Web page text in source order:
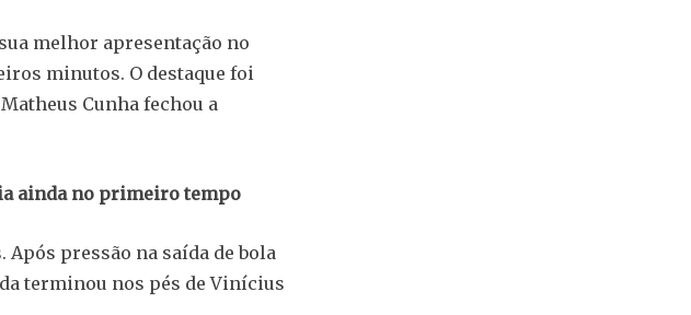
melhor apresentação no
minutos. O destaque foi
Cunha fechou a
ainda no primeiro tempo
pressão na saída de bola
terminou nos pés de Vinícius